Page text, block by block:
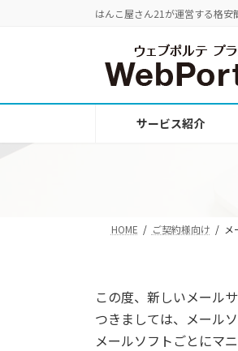
へ
キ
ョ
に
はんこ屋さん21が運営する格安
サービス紹介
HOME ご契約様向け
この度、新しいメール
つきましては、メール
メールソフトごとにマ